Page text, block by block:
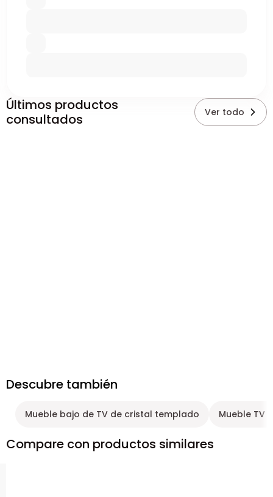
Últimos productos
consultados
Ver todo
Descubre también
Mueble bajo de TV de cristal templado Mueble TV
Compare con productos similares